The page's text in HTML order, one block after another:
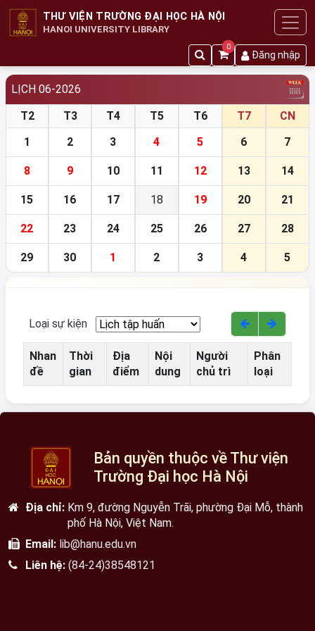
THƯ VIỆN TRƯỜNG ĐẠI HỌC HÀ NỘI
HANOI UNIVERSITY LIBRARY
0
Đăng nhập
LỊCH 06-2026
T2
T3 T4 T5 T6 T7
CN
1
2 3 4 5 6 7
8 9 10 11 12 13 14
15 16 17 18 19 20 21
22 23 24 25 26 27 28
29 30 1 2 3 4 5
Loại sự kiện
Nhan
đề
Thời
gian
Địa
điểm
Nội
dung
Người
chủ trì
Phân
loại
Bản quyền thuộc về Thư viện
Trường Đại học Hà Nội
Địa chỉ: Km 9, đường Nguyễn Trãi, phường Đại Mỗ, thành
phố Hà Nội, Việt Nam.
Email: lib@hanu.edu.vn
Liên hệ: (84-24)38548121